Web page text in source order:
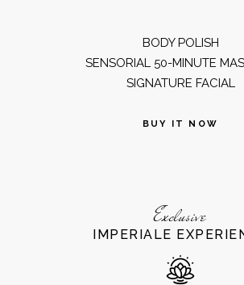
BODY POLISH
SENSORIAL 50-MINUTE
SIGNATURE FACIAL
BUY IT NOW
Exclusive
IMPERIALE